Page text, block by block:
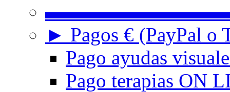
► Pagos € (PayPal o
Pago ayudas
Pago terapias ON